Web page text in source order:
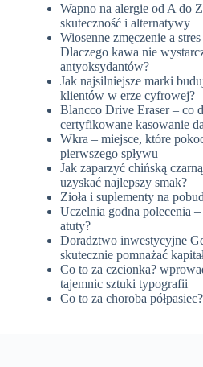
Wapno na alergie od A do
skuteczność i alternatywy
Wiosenne zmęczenie a
Dlaczego kawa nie
antyoksydantów?
Jak najsilniejsze marki
klientów w erze cyfrowej?
Blancco Drive Eraser – co
certyfikowane kasowanie
Wkra – miejsce, które
pierwszego spływu
Jak zaparzyć chińską
uzyskać najlepszy smak?
Zioła i suplementy na
Uczelnia godna polecenia
atuty?
Doradztwo inwestycyjne
skutecznie pomnażać
Co to za czcionka?
tajemnic sztuki typografii
Co to za choroba półpasiec?